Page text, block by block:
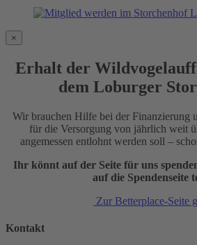
×
Erhalt der
dem Loburger
Wir brauchen Hilfe bei der Finanzierung
für die Versorgung von jährlich weit
angemessen entlohnt werden soll –
Ihr könnt auf der Seite für uns
auf die Spendenseite
Zur Betterplace-Seite
Kontakt